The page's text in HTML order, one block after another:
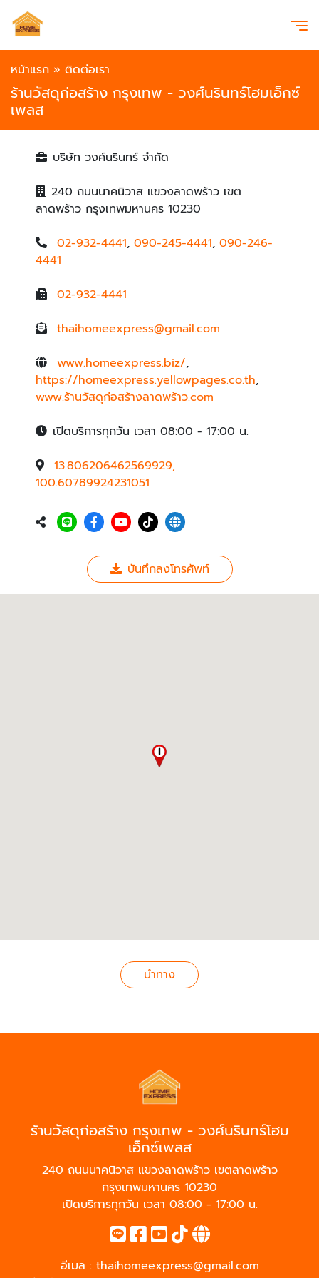
หน้าแรก » ติดต่อเรา
ร้านวัสดุก่อสร้าง กรุงเทพ - วงศ์นรินทร์โฮมเอ็กซ์
เพลส
บริษัท วงศ์นรินทร์ จำกัด
240 ถนนนาคนิวาส แขวงลาดพร้าว เขต
ลาดพร้าว กรุงเทพมหานคร 10230
02-932-4441, 090-245-4441, 090-246-
4441
02-932-4441
thaihomeexpress@gmail.com
www.homeexpress.biz/,
https://homeexpress.yellowpages.co.th,
www.ร้านวัสดุก่อสร้างลาดพร้าว.com
เปิดบริการทุกวัน เวลา 08:00 - 17:00 น.
13.806206462569929,
100.60789924231051
บันทึกลงโทรศัพท์
นำทาง
ร้านวัสดุก่อสร้าง กรุงเทพ - วงศ์นรินทร์โฮม
เอ็กซ์เพลส
240 ถนนนาคนิวาส แขวงลาดพร้าว เขตลาดพร้าว
กรุงเทพมหานคร 10230
เปิดบริการทุกวัน เวลา 08:00 - 17:00 น.
อีเมล : thaihomeexpress@gmail.com